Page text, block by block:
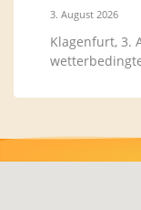
3. August 2026
Klagenfurt, 3.